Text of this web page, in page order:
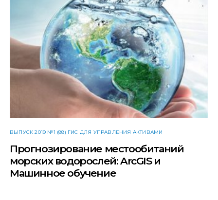
ВЫПУСК 2019 №1 (88) ГИС ДЛЯ УПРАВЛЕНИЯ АКТИВАМИ
Прогнозирование местообитаний
морских водорослей: ArcGIS и
Машинное обучение